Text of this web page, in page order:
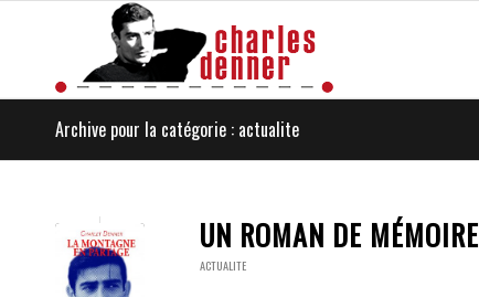
Archive pour la catégorie : actualite
UN ROMAN DE MÉMOIRE
ACTUALITE